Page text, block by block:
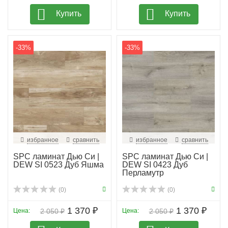
Купить Купить
-33%
избранное сравнить
SPC ламинат Дью Си |
DEW SI 0523 Дуб Яшма
(0)
2 050 ₽
Цена: 1 370 ₽
-33%
избранное сравнить
SPC ламинат Дью Си |
DEW SI 0423 Дуб
Перламутр
(0)
2 050 ₽
Цена: 1 370 ₽